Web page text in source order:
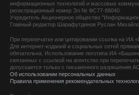
информационных технологий и массовых
регистрационный номер Эл № ФС77-88040
Учредитель Акционерное общество
Главный редактор Шарафутдинов Руслан
При перепечатке или цитировании ссылка на ИА
Для интернет-изданий и социальных сетей
обязательна. Использование логотипа ИА
связанных с ссылкой на агентство при
допускается только с письменного разрешения
Об использовании персональных данных
Правила применения рекомендательных